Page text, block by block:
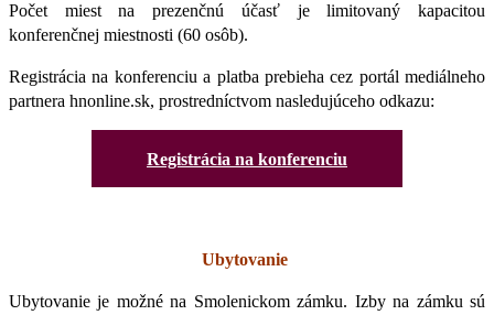
Počet miest na prezenčnú účasť je limitovaný kapacitou
konferenčnej miestnosti (60 osôb).
Registrácia na konferenciu a platba prebieha cez portál mediálneho
partnera hnonline.sk, prostredníctvom nasledujúceho odkazu:
Registrácia na konferenciu
Ubytovanie
Ubytovanie je možné na Smolenickom zámku. Izby na zámku sú